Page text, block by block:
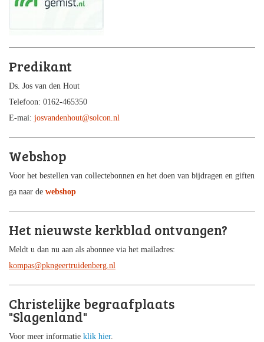
Predikant
Ds. Jos van den Hout
Telefoon: 0162-465350
E-mai: josvandenhout@solcon.nl
Webshop
Voor het bestellen van collectebonnen en het doen van bijdragen en giften
ga naar de webshop
Het nieuwste kerkblad ontvangen?
Meldt u dan nu aan als abonnee via het mailadres:
kompas@pkngeertruidenberg.nl
Christelijke begraafplaats
"Slagenland"
Voor meer informatie klik hier.